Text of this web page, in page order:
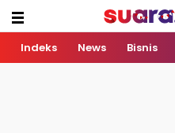
Indeks News Bisnis